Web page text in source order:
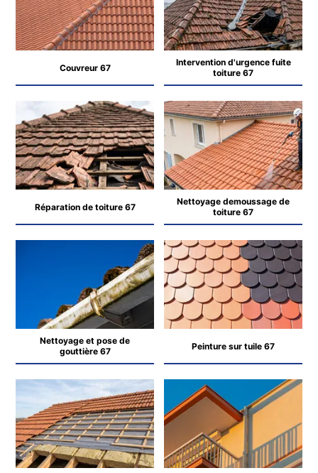
Couvreur 67
Intervention d'urgence fuite
toiture 67
Réparation de toiture 67
Nettoyage demoussage de
toiture 67
Nettoyage et pose de
gouttière 67
Peinture sur tuile 67